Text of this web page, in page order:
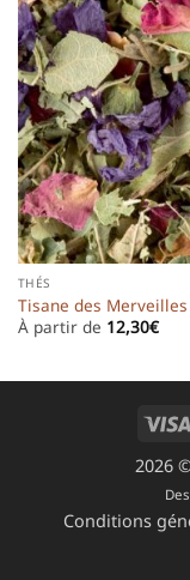
THÉS
Tisane des Merveilles
À partir de 12,30€
2026
Conditions